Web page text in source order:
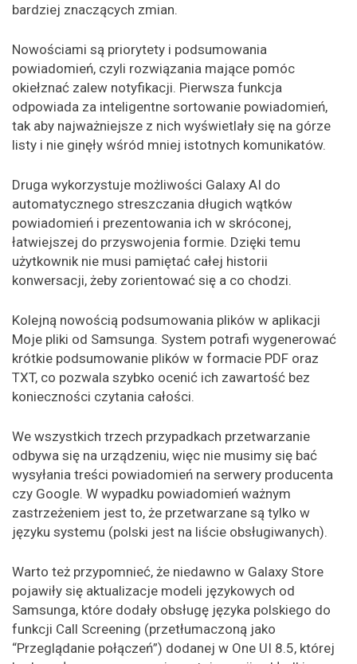
bardziej znaczących zmian.
Nowościami są priorytety i podsumowania
powiadomień, czyli rozwiązania mające pomóc
okiełznać zalew notyfikacji. Pierwsza funkcja
odpowiada za inteligentne sortowanie powiadomień,
tak aby najważniejsze z nich wyświetlały się na górze
listy i nie ginęły wśród mniej istotnych komunikatów.
Druga wykorzystuje możliwości Galaxy AI do
automatycznego streszczania długich wątków
powiadomień i prezentowania ich w skróconej,
łatwiejszej do przyswojenia formie. Dzięki temu
użytkownik nie musi pamiętać całej historii
konwersacji, żeby zorientować się a co chodzi.
Kolejną nowością podsumowania plików w aplikacji
Moje pliki od Samsunga. System potrafi wygenerować
krótkie podsumowanie plików w formacie PDF oraz
TXT, co pozwala szybko ocenić ich zawartość bez
konieczności czytania całości.
We wszystkich trzech przypadkach przetwarzanie
odbywa się na urządzeniu, więc nie musimy się bać
wysyłania treści powiadomień na serwery producenta
czy Google. W wypadku powiadomień ważnym
zastrzeżeniem jest to, że przetwarzane są tylko w
języku systemu (polski jest na liście obsługiwanych).
Warto też przypomnieć, że niedawno w Galaxy Store
pojawiły się aktualizacje modeli językowych od
Samsunga, które dodały obsługę języka polskiego do
funkcji Call Screening (przetłumaczoną jako
“Przeglądanie połączeń”) dodanej w One UI 8.5, której